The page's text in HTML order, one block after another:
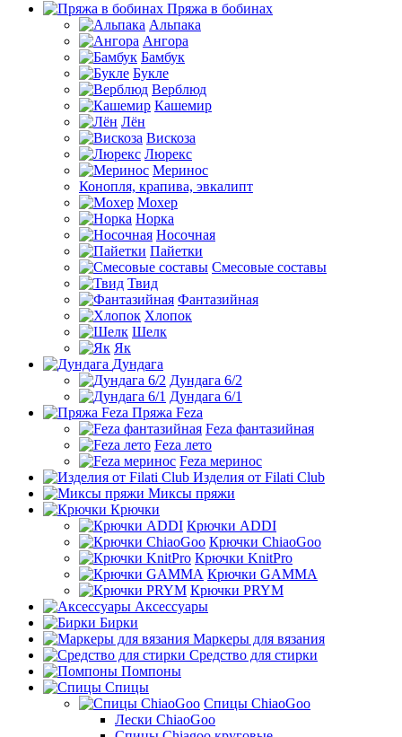
Пряжа в бобинах
Альпака
Ангора
Бамбук
Букле
Верблюд
Кашемир
Лён
Вискоза
Люрекс
Меринос
Конопля, крапива, эвкалипт
Мохер
Норка
Носочная
Пайетки
Смесовые составы
Твид
Фантазийная
Хлопок
Шелк
Як
Дундага
Дундага 6/2
Дундага 6/1
Пряжа Feza
Feza фантазийная
Feza лето
Feza меринос
Изделия от Filati Club
Миксы пряжи
Крючки
Крючки ADDI
Крючки ChiaoGoo
Крючки KnitPro
Крючки GAMMA
Крючки PRYM
Аксессуары
Бирки
Маркеры для вязания
Средство для стирки
Помпоны
Спицы
Спицы ChiaoGoo
Лески ChiaoGoo